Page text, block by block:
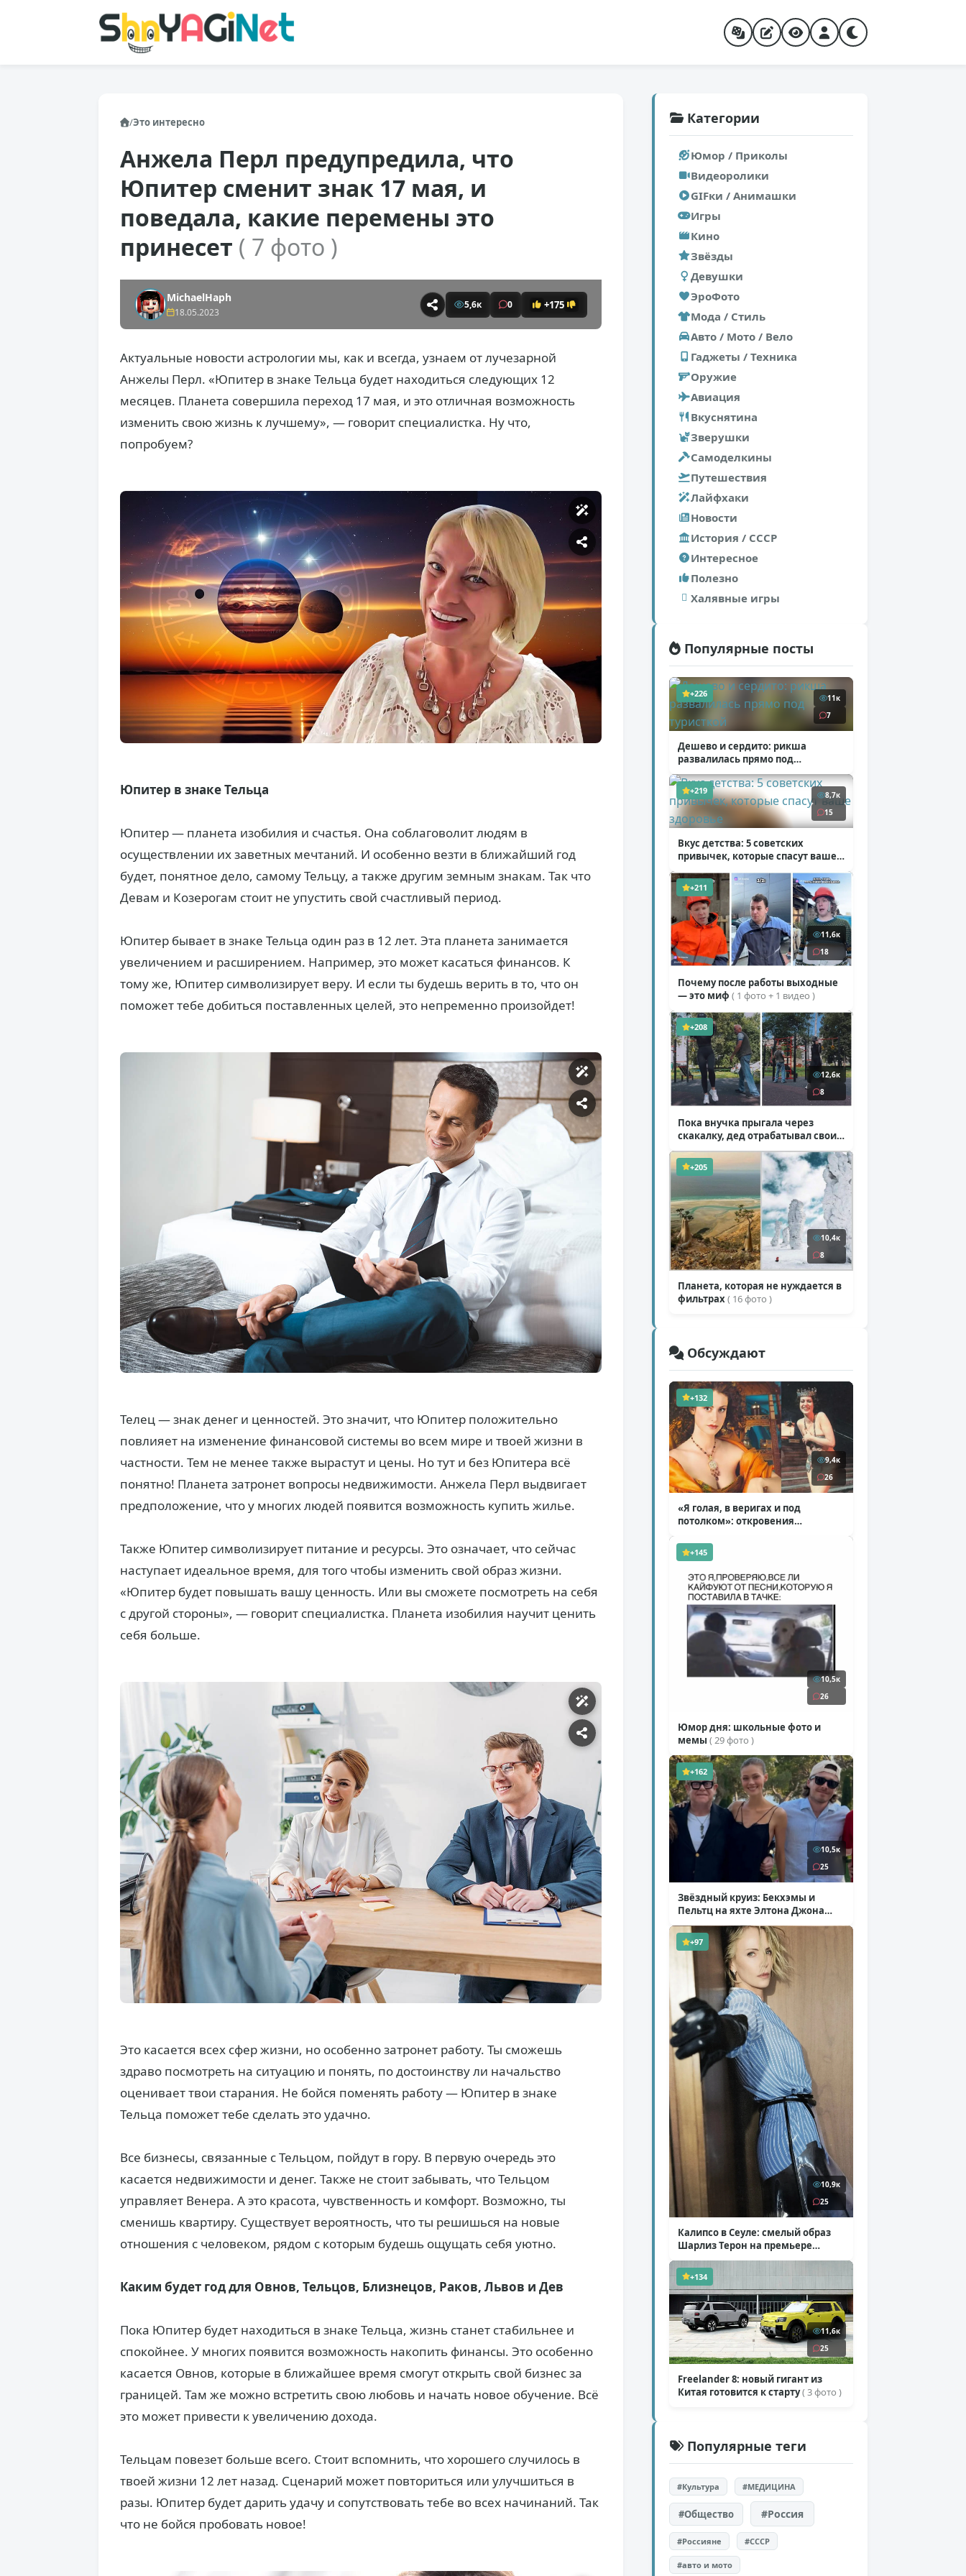
/Это интересно
Анжела Перл предупредила, что
Юпитер сменит знак 17 мая, и
поведала, какие перемены это
принесет ( 7 фото )
MichaelHaph
18.05.2023
5,6к 0 +175
Актуальные новости астрологии мы, как и всегда, узнаем от лучезарной
Анжелы Перл. «Юпитер в знаке Тельца будет находиться следующих 12
месяцев. Планета совершила переход 17 мая, и это отличная возможность
изменить свою жизнь к лучшему», — говорит специалистка. Ну что,
попробуем?
Юпитер в знаке Тельца
Юпитер — планета изобилия и счастья. Она соблаговолит людям в
осуществлении их заветных мечтаний. И особенно везти в ближайший год
будет, понятное дело, самому Тельцу, а также другим земным знакам. Так что
Девам и Козерогам стоит не упустить свой счастливый период.
Юпитер бывает в знаке Тельца один раз в 12 лет. Эта планета занимается
увеличением и расширением. Например, это может касаться финансов. К
тому же, Юпитер символизирует веру. И если ты будешь верить в то, что он
поможет тебе добиться поставленных целей, это непременно произойдет!
Телец — знак денег и ценностей. Это значит, что Юпитер положительно
повлияет на изменение финансовой системы во всем мире и твоей жизни в
частности. Тем не менее также вырастут и цены. Но тут и без Юпитера всё
понятно! Планета затронет вопросы недвижимости. Анжела Перл выдвигает
предположение, что у многих людей появится возможность купить жилье.
Также Юпитер символизирует питание и ресурсы. Это означает, что сейчас
наступает идеальное время, для того чтобы изменить свой образ жизни.
«Юпитер будет повышать вашу ценность. Или вы сможете посмотреть на себя
с другой стороны», — говорит специалистка. Планета изобилия научит ценить
себя больше.
Это касается всех сфер жизни, но особенно затронет работу. Ты сможешь
здраво посмотреть на ситуацию и понять, по достоинству ли начальство
оценивает твои старания. Не бойся поменять работу — Юпитер в знаке
Тельца поможет тебе сделать это удачно.
Все бизнесы, связанные с Тельцом, пойдут в гору. В первую очередь это
касается недвижимости и денег. Также не стоит забывать, что Тельцом
управляет Венера. А это красота, чувственность и комфорт. Возможно, ты
сменишь квартиру. Существует вероятность, что ты решишься на новые
отношения с человеком, рядом с которым будешь ощущать себя уютно.
Каким будет год для Овнов, Тельцов, Близнецов, Раков, Львов и Дев
Пока Юпитер будет находиться в знаке Тельца, жизнь станет стабильнее и
спокойнее. У многих появится возможность накопить финансы. Это особенно
касается Овнов, которые в ближайшее время смогут открыть свой бизнес за
границей. Там же можно встретить свою любовь и начать новое обучение. Всё
это может привести к увеличению дохода.
Тельцам повезет больше всего. Стоит вспомнить, что хорошего случилось в
твоей жизни 12 лет назад. Сценарий может повториться или улучшиться в
разы. Юпитер будет дарить удачу и сопутствовать тебе во всех начинаний. Так
что не бойся пробовать новое!
Категории
Юмор / Приколы
Видеоролики
GIFки / Анимашки
Игры
Кино
Звёзды
Девушки
ЭроФото
Мода / Стиль
Авто / Мото / Вело
Гаджеты / Техника
Оружие
Авиация
Вкуснятина
Зверушки
Самоделкины
Путешествия
Лайфхаки
Новости
История / СССР
Интересное
Полезно
Халявные игры
Популярные посты
+226
11к
7
Дешево и сердито: рикша
развалилась прямо под
туристкой( 1 фото + 1 видео )
+219
8,7к
15
Вкус детства: 5 советских
привычек, которые спасут ваше
+211
11,6к
18
Почему после работы выходные
— это миф ( 1 фото + 1 видео )
+208
12,6к
8
Пока внучка прыгала через
скакалку, дед отрабатывал свои
секретные приемы
( 1 фото + 1 видео )
+205
10,4к
8
Планета, которая не нуждается в
фильтрах( 16 фото )
Обсуждают
+132
9,4к
26
«Я голая, в веригах и под
потолком»: откровения
( 11 фото )
+145
10,5к
26
Юмор дня: школьные фото и
мемы ( 29 фото )
+162
10,5к
25
Звёздный круиз: Бекхэмы и
Пельтц на яхте Элтона Джона
( 12 фото )
+97
10,9к
25
Калипсо в Сеуле: смелый образ
Шарлиз Терон на премьере
«Одиссеи»( 6 фото )
+134
11,6к
25
Freelander 8: новый гигант из
Китая готовится к старту( 3 фото )
Популярные теги
#Культура #МЕДИЦИНА
#Общество #Россия
#Россияне #СССР
#авто и мото